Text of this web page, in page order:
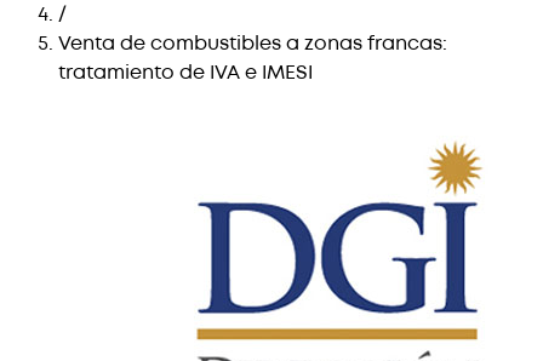
/
Venta de combustibles a zonas francas:
tratamiento de IVA e IMESI